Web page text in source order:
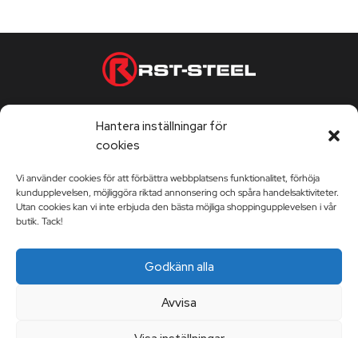
Hantera inställningar för
cookies
Vi använder cookies för att förbättra webbplatsens funktionalitet, förhöja
kundupplevelsen, möjliggöra riktad annonsering och spåra handelsaktiviteter.
Utan cookies kan vi inte erbjuda den bästa möjliga shoppingupplevelsen i vår
butik. Tack!
Godkänn alla
Avvisa
Kontorstider vardagar 9:00-17:00
KUNDSERVICE
Leveransvillkor
Berättelsen Om RST-Steel